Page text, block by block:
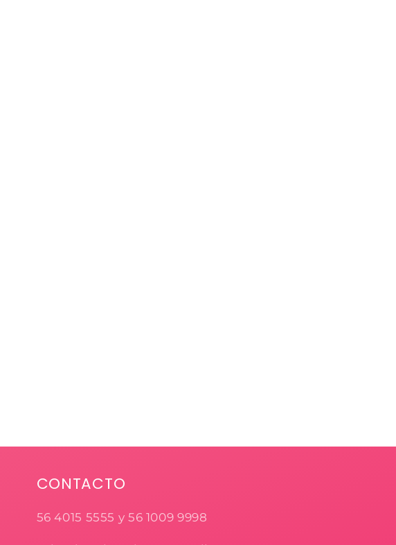
CONTACTO
56 4015 5555 y 56 1009 9998